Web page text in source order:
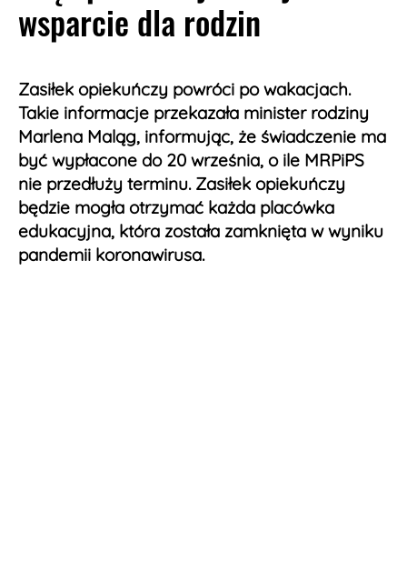
wsparcie dla rodzin
Zasiłek opiekuńczy powróci po wakacjach.
Takie informacje przekazała minister rodziny
Marlena Maląg, informując, że świadczenie ma
być wypłacone do 20 września, o ile MRPiPS
nie przedłuży terminu. Zasiłek opiekuńczy
będzie mogła otrzymać każda placówka
edukacyjna, która została zamknięta w wyniku
pandemii koronawirusa.